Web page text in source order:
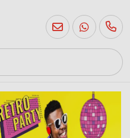
085
760